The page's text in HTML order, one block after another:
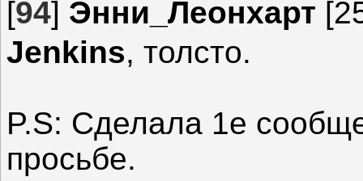
[94] Энни_Леонхарт
Jenkins, толсто.
P.S: Сделала 1е
просьбе.